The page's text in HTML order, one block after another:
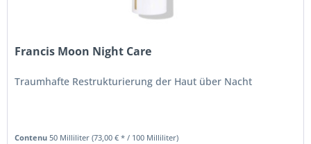
Francis Moon Night Care
Traumhafte Restrukturierung der Haut über Nacht
Contenu50 Milliliter(73,00 € * / 100 Milliliter)